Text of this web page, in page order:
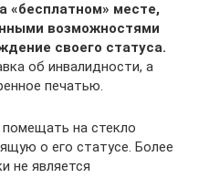
«бесплатном» месте,
возможностями
своего статуса.
об инвалидности, а
печатью.
на стекло
о его статусе. Более
не является